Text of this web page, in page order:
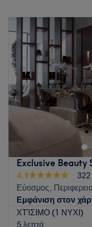
Τρίτη
Τετάρτη
Πέμπτη
Παρασκευή
Σάββατο
Κυριακή
Το White House Beauty
χώρος στον Εύοσμο
συναντά τον
σε ανανεώνουν και οι
συνδυασμό με
τελευταίας
καλύτερη εκδοχή του
προσφέρουν
καλύπτουν όλο το
προσώπου και
Exclusive Beauty
4,9
322
Εύοσμος,
Εμφάνιση στον
ΧΤΊΣΙΜΟ (1 ΝΥΧΙ)
5 λεπτά